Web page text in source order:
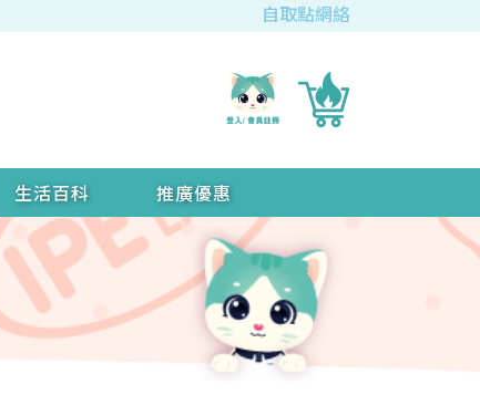
自取點網絡
生活百科 推廣優惠